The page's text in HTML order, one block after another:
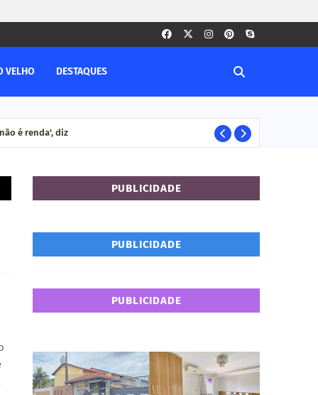
VELHO DESTAQUES
é renda', diz
PUBLICIDADE
PUBLICIDADE
PUBLICIDADE